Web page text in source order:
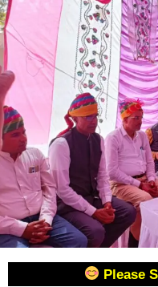
Please